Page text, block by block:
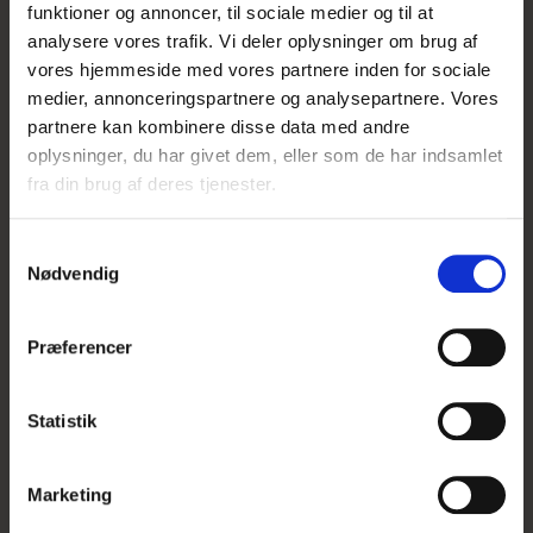
funktioner og annoncer, til sociale medier og til at
analysere vores trafik. Vi deler oplysninger om brug af
vores hjemmeside med vores partnere inden for sociale
medier, annonceringspartnere og analysepartnere. Vores
partnere kan kombinere disse data med andre
oplysninger, du har givet dem, eller som de har indsamlet
fra din brug af deres tjenester.
Nødvendig
Præferencer
Statistik
Marketing